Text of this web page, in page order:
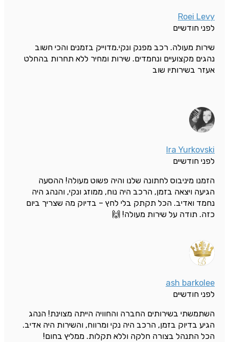
Roei Levy
לפני חודשיים
שירות מעולה. רכב מפנק ונקי.מדוייק בזמנים והכי חשוב
נהגים מקצועיים ונחמדים. שירות ומחיר ללא תחרות בהחלט
אעזר בשירותיו שוב
Ira Yurkovski
לפני חודשיים
הזמנו מיניבוס לחתונה שלנו והיה פשוט מעולה! ההסעה
הגיעה ויצאה בזמן, הרכב היה נוח, ממוזג ונקי, והנהג היה
נחמד ואדיב. הכל תקתק בלי לחץ – בדיוק מה שצריך ביום
כזה. תודה על שירות מעולה! 🙌
ash barkolee
לפני חודשיים
השתמשתי בשירותים החברה והחוויה הייתה מצוינת! הנהג
הגיע בדיוק בזמן, הרכב היה נקי ומרווח, והשירות היה אדיב.
הכל התנהל בצורה חלקה וללא תקלות. ממליץ בחום!